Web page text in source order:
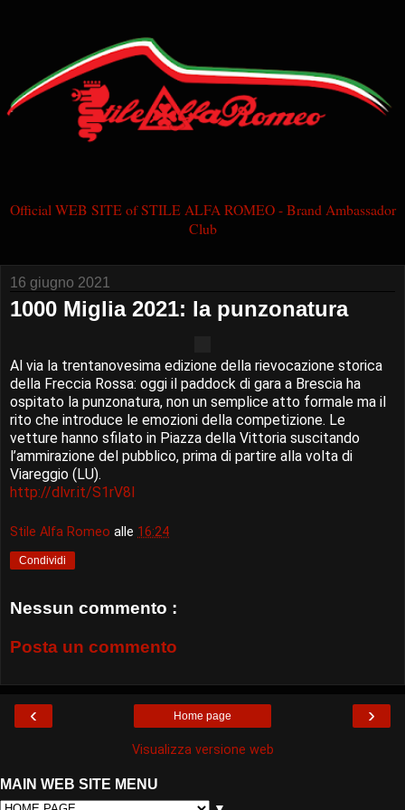
Official WEB SITE of STILE ALFA ROMEO - Brand Ambassador
Club
16 giugno 2021
1000 Miglia 2021: la punzonatura
Al via la trentanovesima edizione della rievocazione storica
della Freccia Rossa: oggi il paddock di gara a Brescia ha
ospitato la punzonatura, non un semplice atto formale ma il
rito che introduce le emozioni della competizione. Le
vetture hanno sfilato in Piazza della Vittoria suscitando
l’ammirazione del pubblico, prima di partire alla volta di
Viareggio (LU).
http://dlvr.it/S1rV8l
Stile Alfa Romeo alle 16:24
Condividi
Nessun commento :
Posta un commento
‹ ›
Home page
Visualizza versione web
MAIN WEB SITE MENU